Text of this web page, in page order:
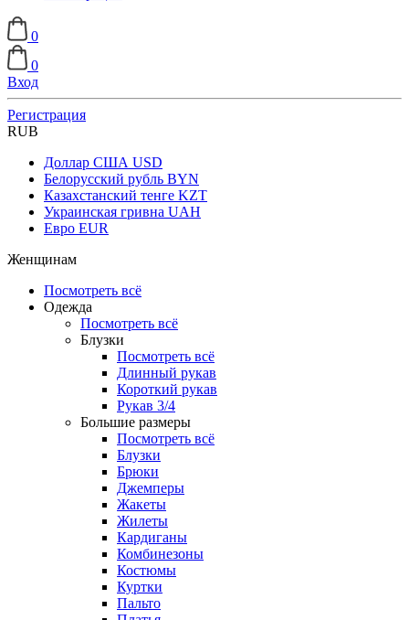
0
0
Вход
Регистрация
RUB
Доллар США USD
Белорусский рубль BYN
Казахстанский тенге KZT
Украинская гривна UAH
Евро EUR
Женщинам
Посмотреть всё
Одежда
Посмотреть всё
Блузки
Посмотреть всё
Длинный рукав
Короткий рукав
Рукав 3/4
Большие размеры
Посмотреть всё
Блузки
Брюки
Джемперы
Жакеты
Жилеты
Кардиганы
Комбинезоны
Костюмы
Куртки
Пальто